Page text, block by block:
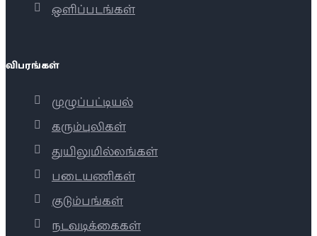
ஒளிப்படங்கள்
விபரங்கள்
முழுப்பட்டியல்
கரும்புலிகள்
துயிலுமில்லங்கள்
படையணிகள்
குடும்பங்கள்
நடவடிக்கைகள்